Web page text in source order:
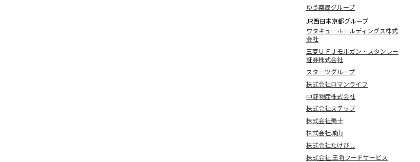
ゆう薬局グループ
JR西日本京都グループ
ワタキューホールディングス株式
会社
三菱ＵＦＪモルガン・スタンレー
証券株式会社
スターツグループ
株式会社ロマンライフ
中野物産株式会社
株式会社ステップ
株式会社美十
株式会社城山
株式会社たけびし
株式会社 王将フードサービス